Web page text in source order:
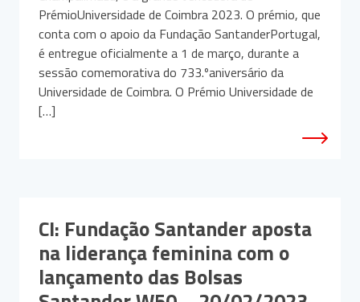
PrémioUniversidade de Coimbra 2023. O prémio, que
conta com o apoio da Fundação SantanderPortugal,
é entregue oficialmente a 1 de março, durante a
sessão comemorativa do 733.ºaniversário da
Universidade de Coimbra. O Prémio Universidade de
[…]
CI: Fundação Santander aposta
na liderança feminina com o
lançamento das Bolsas